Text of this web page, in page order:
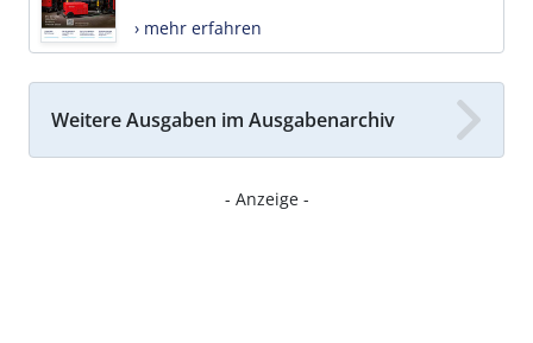
› mehr erfahren
Weitere Ausgaben im Ausgabenarchiv
- Anzeige -